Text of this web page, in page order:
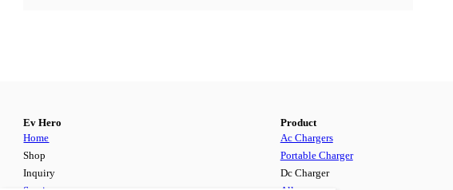
Ev Hero
Home
Shop
Inquiry
Product
Ac Chargers
Portable Charger
Dc Charger